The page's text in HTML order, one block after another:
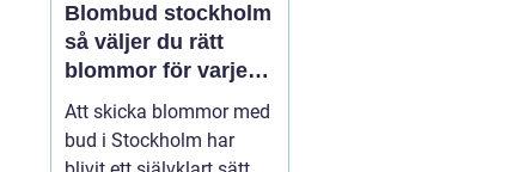
Blombud stockholm
så väljer du rätt
blommor för varje
tillfälle
Att skicka blommor med
bud i Stockholm har